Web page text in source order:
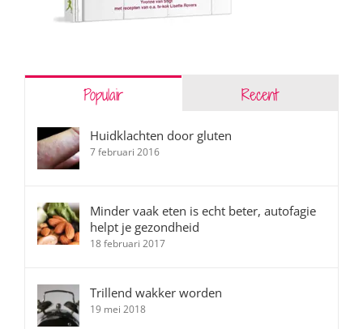
Populair Recent
Huidklachten door gluten
7 februari 2016
Minder vaak eten is echt beter, autofagie
helpt je gezondheid
18 februari 2017
Trillend wakker worden
19 mei 2018